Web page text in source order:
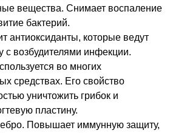
вещества. Снимает воспаление
бактерий.
антиоксиданты, которые ведут
с возбудителями инфекции.
во многих
средствах. Его свойство
уничтожить грибок и
пластину.
Повышает иммунную защиту,